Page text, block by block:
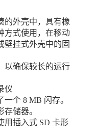
的外壳中，具有橡
方式使用，在移动
壁挂式外壳中的固
以确保较长的运行
仪
个 8 MB 闪存。
储器。
用插入式 SD 卡形